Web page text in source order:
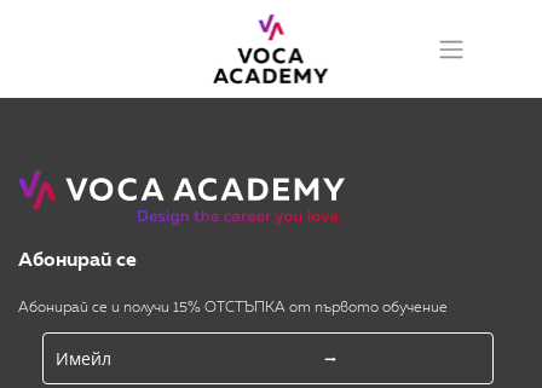
Абонирай се
Абонирай се и получи 15% ОТСТЪПКА от първото обучение